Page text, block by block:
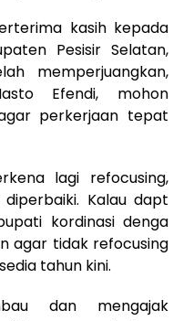
kasih kepada
Pesisir Selatan,
memperjuangkan,
Efendi, mohon
perkerjaan tepat
lagi refocusing,
Kalau dapt
kordinasi denga
agar tidak refocusing
tahun kini.
dan mengajak